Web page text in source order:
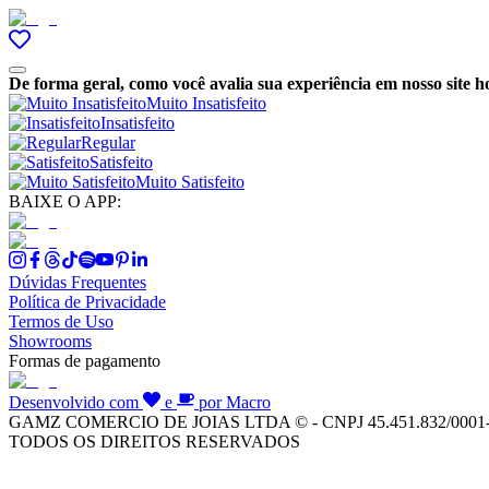
De forma geral, como você avalia sua experiência em nosso site
Muito Insatisfeito
Insatisfeito
Regular
Satisfeito
Muito Satisfeito
BAIXE O APP:
Dúvidas Frequentes
Política de Privacidade
Termos de Uso
Showrooms
Formas de pagamento
Desenvolvido com e
por Macro
GAMZ COMERCIO DE JOIAS LTDA © - CNPJ 45.451.832/
TODOS OS DIREITOS RESERVADOS